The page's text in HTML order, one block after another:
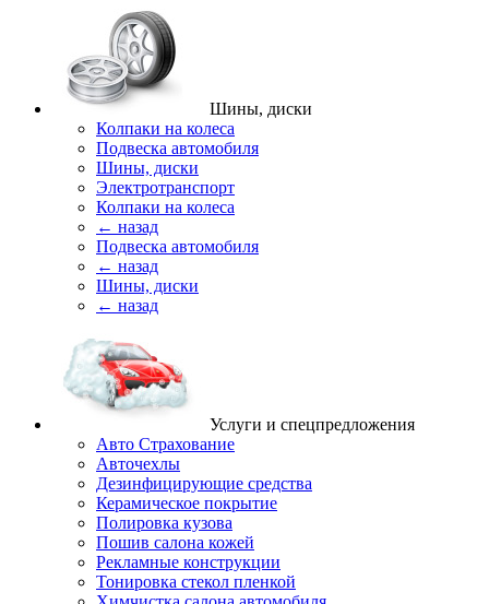
Шины, диски
Колпаки на колеса
Подвеска автомобиля
Шины, диски
Электротранспорт
Колпаки на колеса
← назад
Подвеска автомобиля
← назад
Шины, диски
← назад
Услуги и спецпредложения
Авто Страхование
Авточехлы
Дезинфицирующие средства
Керамическое покрытие
Полировка кузова
Пошив салона кожей
Рекламные конструкции
Тонировка стекол пленкой